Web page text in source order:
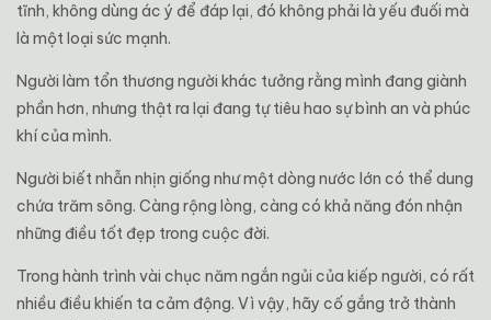
tĩnh, không dùng ác ý để đáp lại, đó không phải là yếu đuối mà
là một loại sức mạnh.
Người làm tổn thương người khác tưởng rằng mình đang giành
phần hơn, nhưng thật ra lại đang tự tiêu hao sự bình an và phúc
khí của mình.
Người biết nhẫn nhịn giống như một dòng nước lớn có thể dung
chứa trăm sông. Càng rộng lòng, càng có khả năng đón nhận
những điều tốt đẹp trong cuộc đời.
Trong hành trình vài chục năm ngắn ngủi của kiếp người, có rất
nhiều điều khiến ta cảm động. Vì vậy, hãy cố gắng trở thành